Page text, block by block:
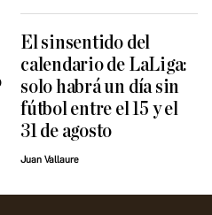
El sinsentido del
calendario de LaLiga:
solo habrá un día sin
fútbol entre el 15 y el
31 de agosto
Juan Vallaure